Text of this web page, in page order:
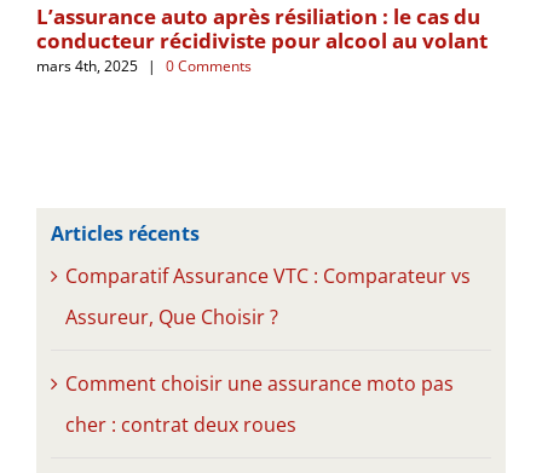
L’assurance auto après résiliation : le cas du
conducteur récidiviste pour alcool au volant
mars 4th, 2025 | 0 Comments
Articles récents
Comparatif Assurance VTC : Comparateur vs
Assureur, Que Choisir ?
Comment choisir une assurance moto pas
cher : contrat deux roues